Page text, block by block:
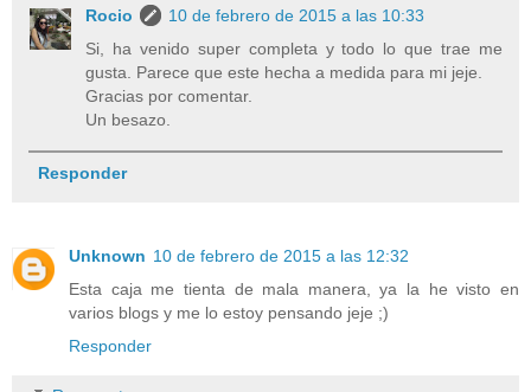
Rocio
10 de febrero de 2015 a las 10:33
Si, ha venido super completa y todo lo que trae me
gusta. Parece que este hecha a medida para mi jeje.
Gracias por comentar.
Un besazo.
Responder
Unknown 10 de febrero de 2015 a las 12:32
Esta caja me tienta de mala manera, ya la he visto en
varios blogs y me lo estoy pensando jeje ;)
Responder